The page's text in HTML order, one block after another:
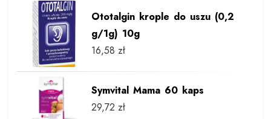
Ototalgin krople do uszu (0,2
g/1g) 10g
16,58 zł
Symvital Mama 60 kaps
29,72 zł